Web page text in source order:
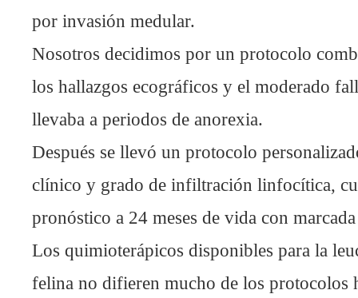
por invasión medular.
Nosotros decidimos por un protocolo
los hallazgos ecográficos y el moderado
llevaba a periodos de anorexia.
Después se llevó un protocolo
clínico y grado de infiltración linfocítica,
pronóstico a 24 meses de vida con
Los quimioterápicos disponibles para la
felina no difieren mucho de los protocolos